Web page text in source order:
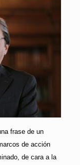
frase de un
de acción
de cara a la